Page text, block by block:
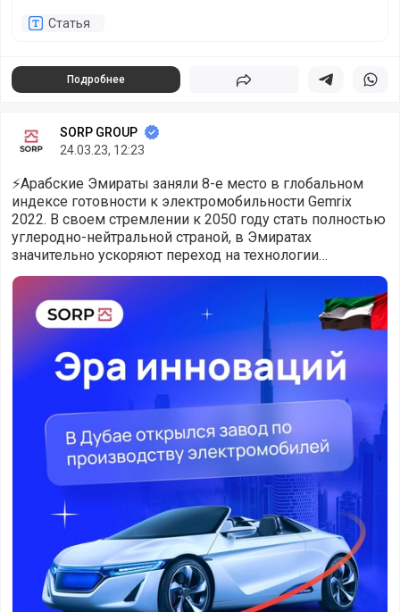
Статья
Подробнее Поделиться Поделиться в
SORP GROUP
24.03.23, 12:23
⚡️Арабские Эмираты заняли 8-е место в глобальном
индексе готовности к электромобильности Gemrix
2022. В своем стремлении к 2050 году стать полностью
углеродно-нейтральной страной, в Эмиратах
значительно ускоряют переход на технологии
электромобилей. По оценкам, среднегодовой рост
Эра инноваций в Эмиратах. В Дубае открылся завод по